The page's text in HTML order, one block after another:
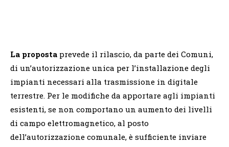
La proposta prevede il rilascio, da parte dei Comuni,
di un’autorizzazione unica per l’installazione degli
impianti necessari alla trasmissione in digitale
terrestre. Per le modifiche da apportare agli impianti
esistenti, se non comportano un aumento dei livelli
di campo elettromagnetico, al posto
dell’autorizzazione comunale, è sufficiente inviare